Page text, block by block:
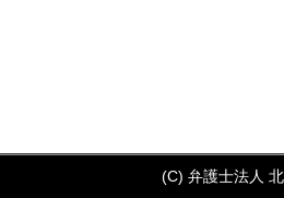
(C) 弁護士法人